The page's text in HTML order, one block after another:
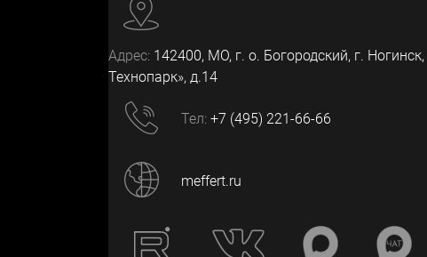
Адрес: 142400, МО, г. о. Богородский, г. Ногинск,
Технопарк», д.14
Тел: +7 (495) 221-66-66
meffert.ru